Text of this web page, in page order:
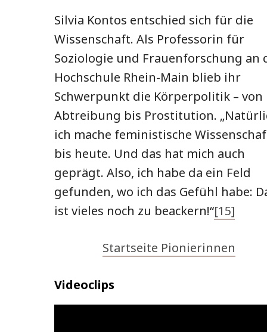
Silvia Kontos entschied sich für die
Wissenschaft. Als Professorin für
Soziologie und Frauenforschung an
Hochschule Rhein-Main blieb ihr
Schwerpunkt die Körperpolitik – von
Abtreibung bis Prostitution.
ich mache feministische
bis heute. Und das hat mich auch
geprägt. Also, ich habe da ein Feld
gefunden, wo ich das Gefühl habe:
ist vieles noch zu beackern!“[15]
Startseite Pionierinnen
Videoclips